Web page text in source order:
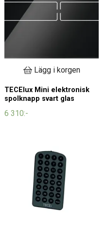
Lägg i korgen
TECElux Mini elektronisk
spolknapp svart glas
6 310:-